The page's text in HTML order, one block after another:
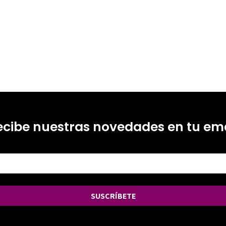
nuestras novedades en tu
SUSCRÍBETE